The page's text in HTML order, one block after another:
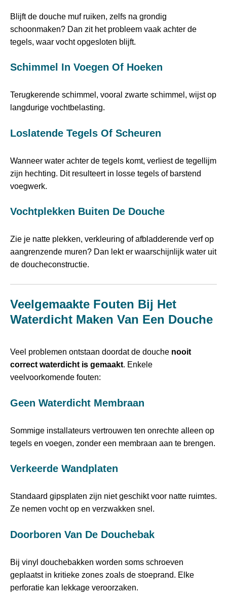
Blijft de douche muf ruiken, zelfs na grondig
schoonmaken? Dan zit het probleem vaak achter de
tegels, waar vocht opgesloten blijft.
Schimmel In Voegen Of Hoeken
Terugkerende schimmel, vooral zwarte schimmel, wijst op
langdurige vochtbelasting.
Loslatende Tegels Of Scheuren
Wanneer water achter de tegels komt, verliest de tegellijm
zijn hechting. Dit resulteert in losse tegels of barstend
voegwerk.
Vochtplekken Buiten De Douche
Zie je natte plekken, verkleuring of afbladderende verf op
aangrenzende muren? Dan lekt er waarschijnlijk water uit
de doucheconstructie.
Veelgemaakte Fouten Bij Het
Waterdicht Maken Van Een Douche
Veel problemen ontstaan doordat de douche nooit
correct waterdicht is gemaakt. Enkele
veelvoorkomende fouten:
Geen Waterdicht Membraan
Sommige installateurs vertrouwen ten onrechte alleen op
tegels en voegen, zonder een membraan aan te brengen.
Verkeerde Wandplaten
Standaard gipsplaten zijn niet geschikt voor natte ruimtes.
Ze nemen vocht op en verzwakken snel.
Doorboren Van De Douchebak
Bij vinyl douchebakken worden soms schroeven
geplaatst in kritieke zones zoals de stoeprand. Elke
perforatie kan lekkage veroorzaken.